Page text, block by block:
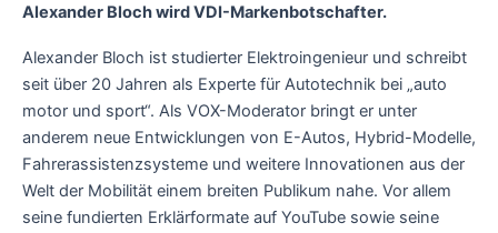
Alexander Bloch wird VDI-Markenbotschafter.
Alexander Bloch ist studierter Elektroingenieur und schreibt
seit über 20 Jahren als Experte für Autotechnik bei „auto
motor und sport“. Als VOX-Moderator bringt er unter
anderem neue Entwicklungen von E-Autos, Hybrid-Modelle,
Fahrerassistenzsysteme und weitere Innovationen aus der
Welt der Mobilität einem breiten Publikum nahe. Vor allem
seine fundierten Erklärformate auf YouTube sowie seine